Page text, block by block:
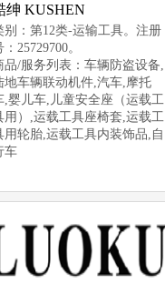
绅 KUSHEN
别：第12类-运输工具。注册
：25729700。
品/服务列表：车辆防盗设备,
地车辆联动机件,汽车,摩托
,婴儿车,儿童安全座（运载工
用）,运载工具座椅套,运载工
用轮胎,运载工具内装饰品,自
车